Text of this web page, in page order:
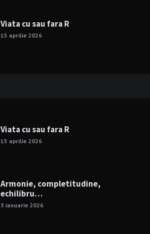
Viata cu sau fara R
15 aprilie 2026
Viata cu sau fara R
15 aprilie 2026
Armonie, completitudine,
echilibru…
3 ianuarie 2026